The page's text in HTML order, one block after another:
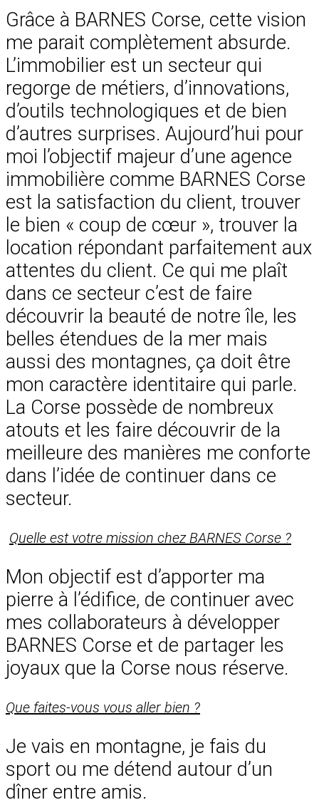
Grâce à BARNES Corse, cette vision
me parait complètement absurde.
L’immobilier est un secteur qui
regorge de métiers, d’innovations,
d’outils technologiques et de bien
d’autres surprises. Aujourd’hui pour
moi l’objectif majeur d’une agence
immobilière comme BARNES Corse
est la satisfaction du client, trouver
le bien « coup de cœur », trouver la
location répondant parfaitement aux
attentes du client. Ce qui me plaît
dans ce secteur c’est de faire
découvrir la beauté de notre île, les
belles étendues de la mer mais
aussi des montagnes, ça doit être
mon caractère identitaire qui parle.
La Corse possède de nombreux
atouts et les faire découvrir de la
meilleure des manières me conforte
dans l’idée de continuer dans ce
secteur.
Quelle est votre mission chez BARNES Corse ?
Mon objectif est d’apporter ma
pierre à l’édifice, de continuer avec
mes collaborateurs à développer
BARNES Corse et de partager les
joyaux que la Corse nous réserve.
Que faites-vous vous aller bien ?
Je vais en montagne, je fais du
sport ou me détend autour d’un
dîner entre amis.